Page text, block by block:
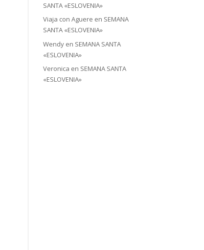
SANTA «ESLOVENIA»
Viaja con Aguere en SEMANA
SANTA «ESLOVENIA»
Wendy en SEMANA SANTA
«ESLOVENIA»
Veronica en SEMANA SANTA
«ESLOVENIA»